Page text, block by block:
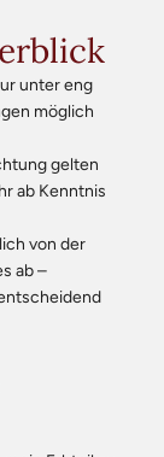
unter eng
möglich
gelten
ab Kenntnis
von der
ab –